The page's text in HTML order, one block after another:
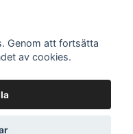
Genom att fortsätta
av cookies.